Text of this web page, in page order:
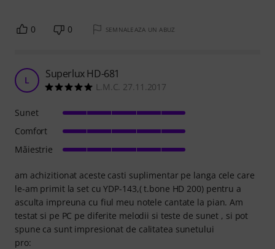
0 0 SEMNALEAZA UN ABUZ
L Superlux HD-681
L.M.C. 27.11.2017
am achizitionat aceste casti suplimentar pe langa cele care
le-am primit la set cu YDP-143,( t.bone HD 200) pentru a
asculta impreuna cu fiul meu notele cantate la pian. Am
testat si pe PC pe diferite melodii si teste de sunet , si pot
spune ca sunt impresionat de calitatea sunetului
pro:
Sunet
Comfort
Măiestrie